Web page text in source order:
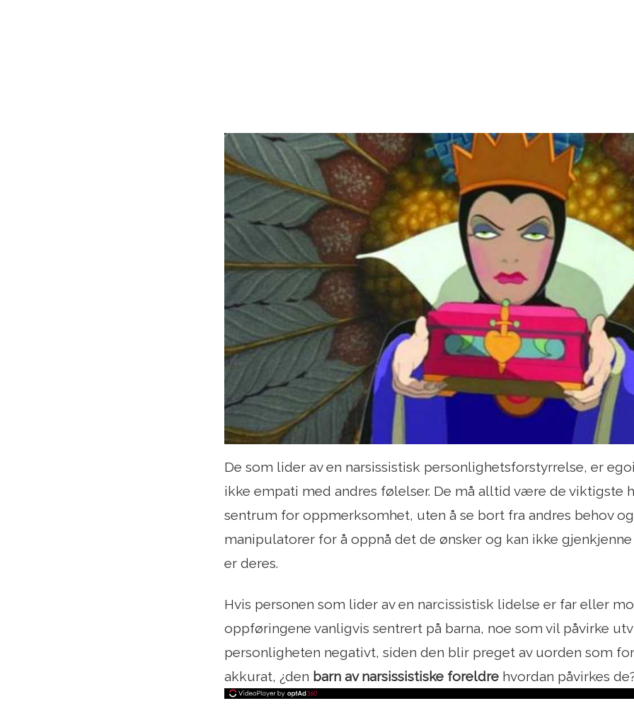
De som lider av en narsissistisk personlighetsforstyrrelse, er
ikke empati med andres følelser. De må alltid være de viktigste
sentrum for oppmerksomhet, uten å se bort fra andres behov og
manipulatorer for å oppnå det de ønsker og kan ikke
er deres.
Hvis personen som lider av en narcissistisk lidelse er far eller
oppføringene vanligvis sentrert på barna, noe som vil påvirke
personligheten negativt, siden den blir preget av uorden som
akkurat, ¿den barn av narsissistiske foreldre hvordan påvirkes